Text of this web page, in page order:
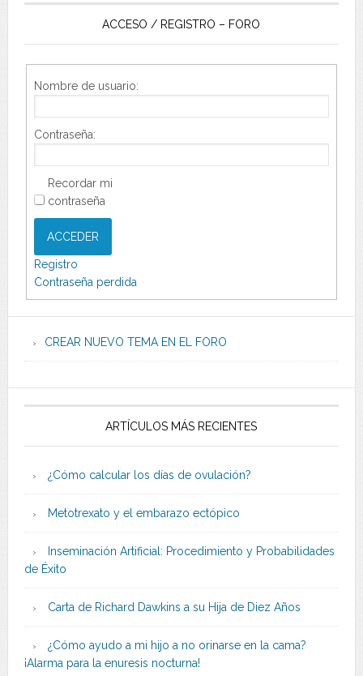
ACCESO / REGISTRO – FORO
Nombre de usuario:
Contraseña:
Recordar mi
contraseña
ACCEDER
Registro
Contraseña perdida
CREAR NUEVO TEMA EN EL FORO
ARTÍCULOS MÁS RECIENTES
¿Cómo calcular los días de ovulación?
Metotrexato y el embarazo ectópico
Inseminación Artificial: Procedimiento y Probabilidades
de Éxito
Carta de Richard Dawkins a su Hija de Diez Años
¿Cómo ayudo a mi hijo a no orinarse en la cama?
¡Alarma para la enuresis nocturna!